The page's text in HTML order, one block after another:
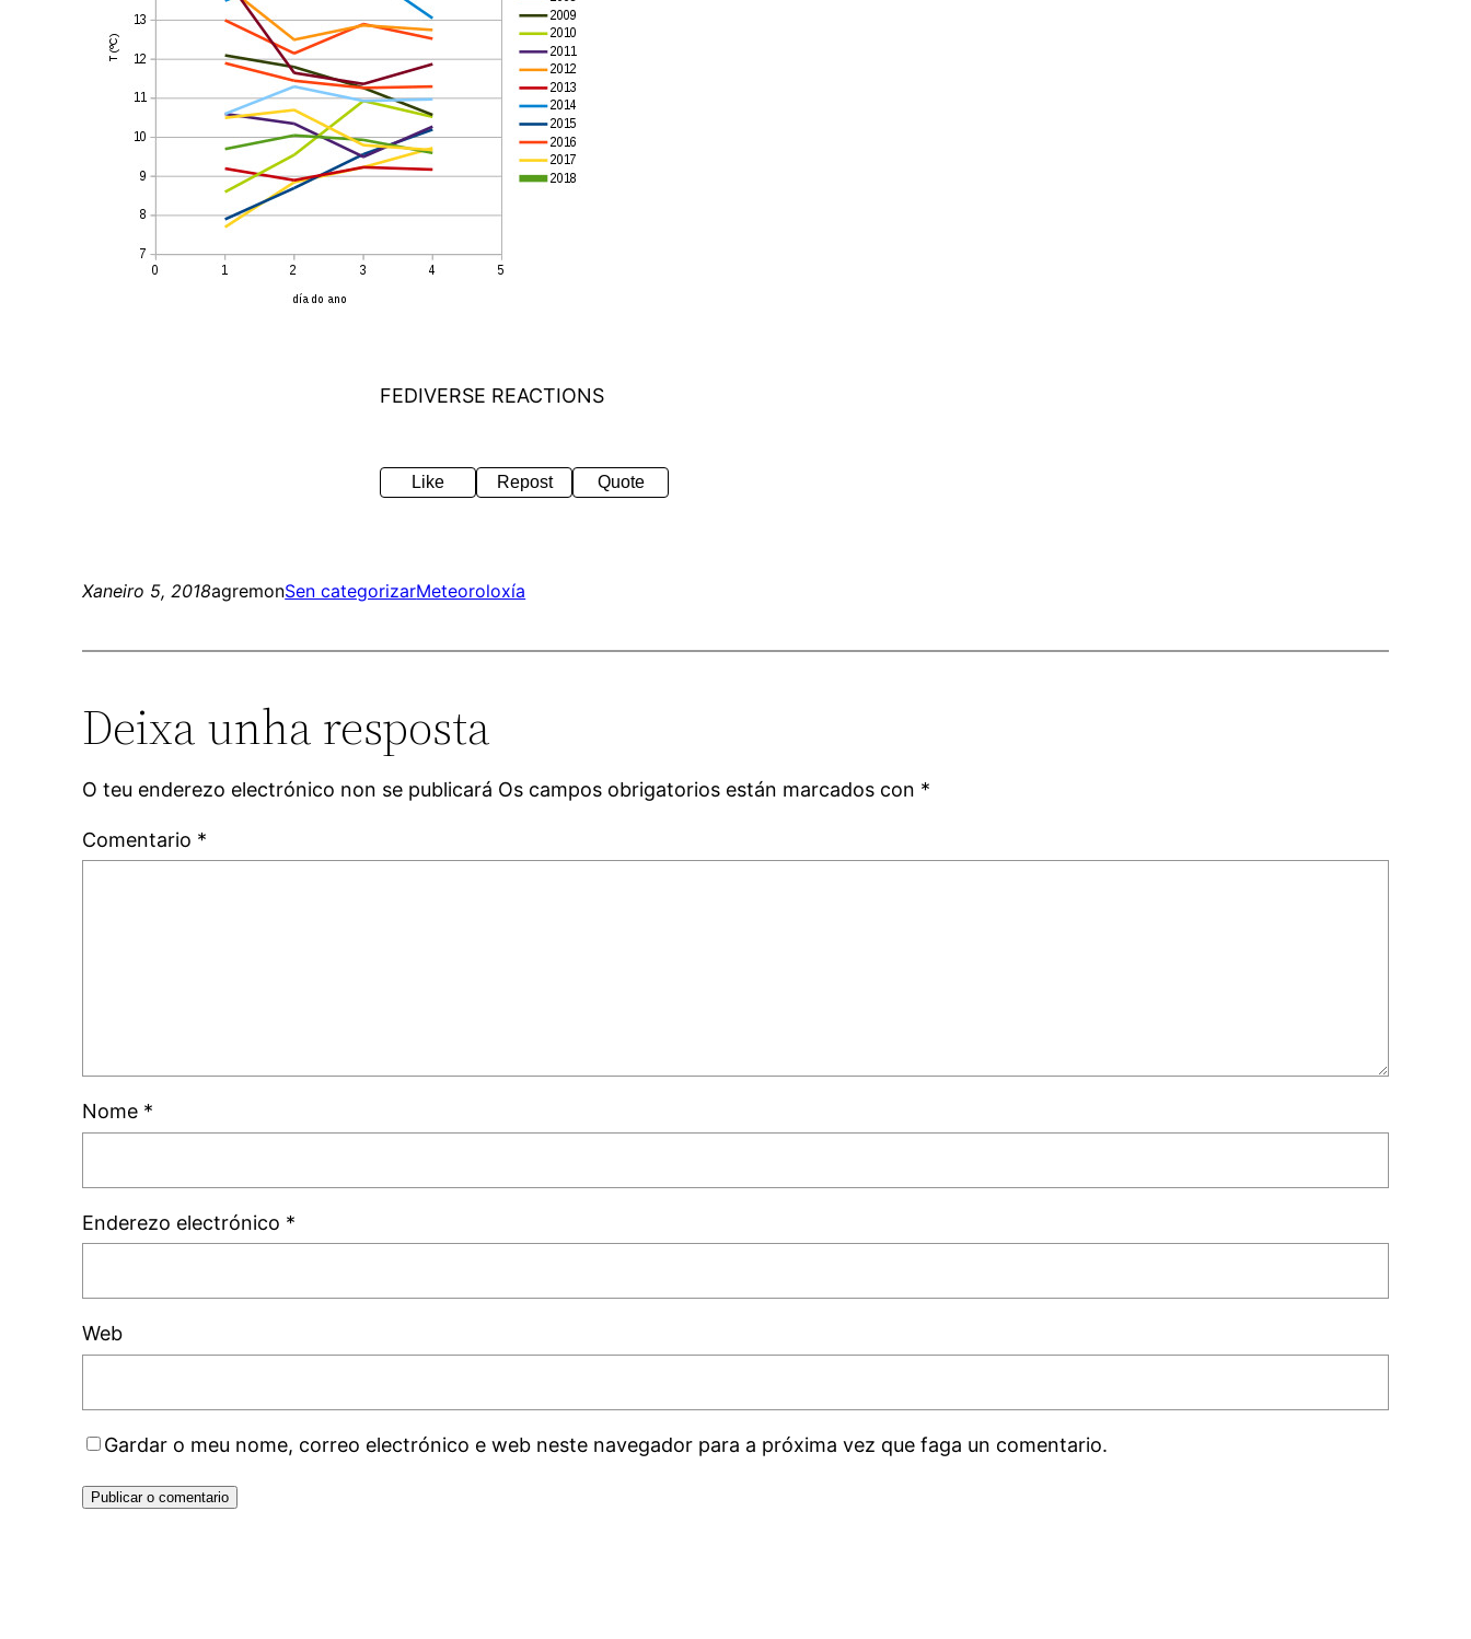
FEDIVERSE REACTIONS
Like Repost Quote
Xaneiro 5, 2018agremonSen categorizarMeteoroloxía
Deixa unha resposta
O teu enderezo electrónico non se publicará Os campos obrigatorios están marcados con *
Comentario *
Nome *
Enderezo electrónico *
Web
Gardar o meu nome, correo electrónico e web neste navegador para a próxima vez que faga un comentario.